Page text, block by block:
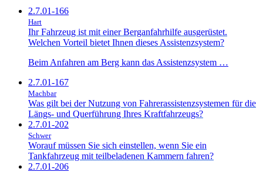
2.7.01-166
Hart
Ihr Fahrzeug ist mit einer Berganfahrhilfe ausgerüstet.
Welchen Vorteil bietet Ihnen dieses Assistenzsystem?
Beim Anfahren am Berg kann das Assistenzsystem …
2.7.01-167
Machbar
Was gilt bei der Nutzung von Fahrerassistenzsystemen für die
Längs- und Querführung Ihres Kraftfahrzeugs?
2.7.01-202
Schwer
Worauf müssen Sie sich einstellen, wenn Sie ein
Tankfahrzeug mit teilbeladenen Kammern fahren?
2.7.01-206